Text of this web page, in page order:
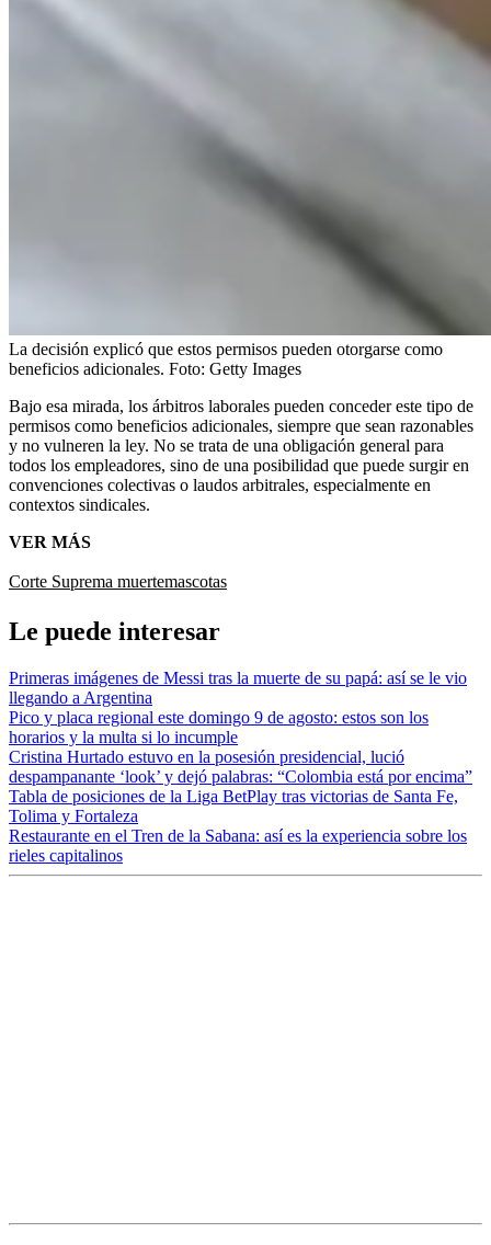
La decisión explicó que estos permisos pueden otorgarse como
beneficios adicionales. Foto: Getty Images
Bajo esa mirada, los árbitros laborales pueden conceder este tipo de
permisos como beneficios adicionales, siempre que sean razonables
y no vulneren la ley. No se trata de una obligación general para
todos los empleadores, sino de una posibilidad que puede surgir en
convenciones colectivas o laudos arbitrales, especialmente en
contextos sindicales.
VER MÁS
Corte Suprema muertemascotas
Le puede interesar
Primeras imágenes de Messi tras la muerte de su papá: así se le vio
llegando a Argentina
Pico y placa regional este domingo 9 de agosto: estos son los
horarios y la multa si lo incumple
Cristina Hurtado estuvo en la posesión presidencial, lució
despampanante ‘look’ y dejó palabras: “Colombia está por encima”
Tabla de posiciones de la Liga BetPlay tras victorias de Santa Fe,
Tolima y Fortaleza
Restaurante en el Tren de la Sabana: así es la experiencia sobre los
rieles capitalinos